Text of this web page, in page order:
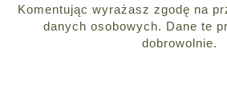
Komentując wyrażasz zgodę na
danych osobowych. Dane te
dobrowolnie.